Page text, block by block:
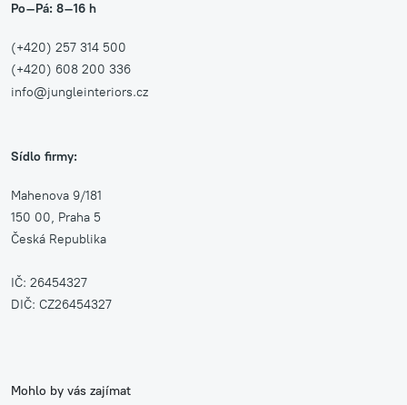
Po–Pá: 8–16 h
(+420) 257 314 500
(+420) 608 200 336
info@jungleinteriors.cz
Sídlo firmy:
Mahenova 9/181
150 00, Praha 5
Česká Republika
IČ: 26454327
DIČ: CZ26454327
Mohlo by vás zajímat